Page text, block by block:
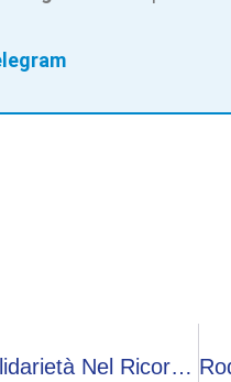
Bös Festival, A Leffe Musica E Solidarietà Nel Ricordo Di Luca